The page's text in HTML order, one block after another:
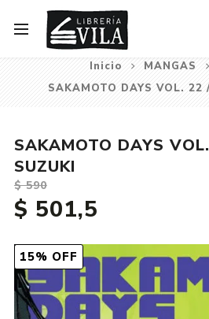
Inicio MANGAS
SAKAMOTO DAYS VOL. 22
15% OFF
SAKAMOTO DAYS
SUZUKI
$ 590
$ 501,5